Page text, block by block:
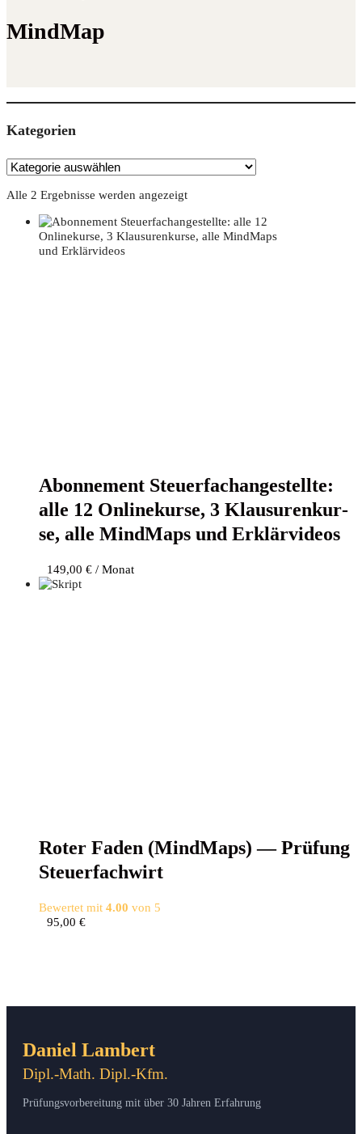
MindMap
Kate­go­rien
Alle 2 Ergebnisse werden angezeigt
Abon­ne­ment Steu­er­fach­an­ge­stell­te:
alle 12 Online­kur­se, 3 Klau­su­ren­kur­
se, alle Mind­Maps und Erklärvideos
149,00 € / Monat
Roter Faden (Mind­Maps) — Prü­fung
Steuerfachwirt
Bewertet mit 4.00 von 5
95,00 €
Daniel Lambert
Dipl.-Math. Dipl.-Kfm.
Prüfungsvorbereitung mit über 30 Jahren Erfahrung